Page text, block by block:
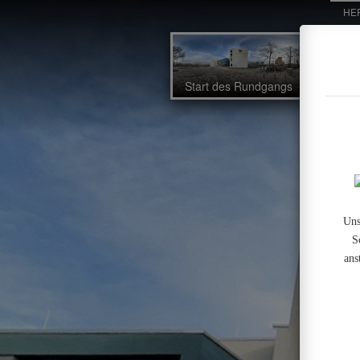
Start des Rundgangs
Powered by Lapentor - the best Virtual Tour Software